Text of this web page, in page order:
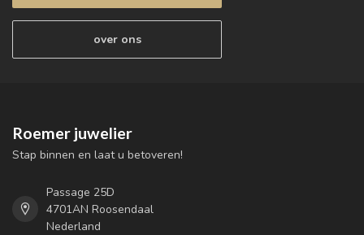
over ons
Roemer juwelier
Stap binnen en laat u betoveren!
Passage 25D
4701AN Roosendaal
Nederland